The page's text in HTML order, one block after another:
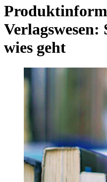
Verlagswesen:
wies geht